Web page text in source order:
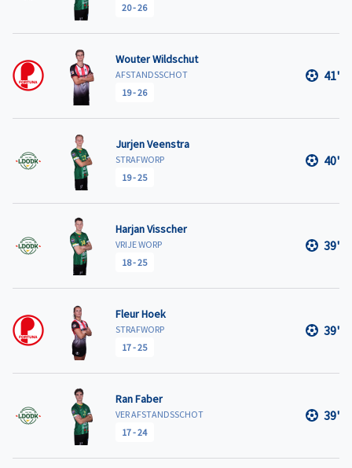
20-26
Wouter Wildschut
AFSTANDSSCHOT
19-26
41'
Jurjen Veenstra
STRAFWORP
19-25
40'
Harjan Visscher
VRIJE WORP
18-25
39'
Fleur Hoek
STRAFWORP
17-25
39'
Ran Faber
VER AFSTANDSSCHOT
17-24
39'